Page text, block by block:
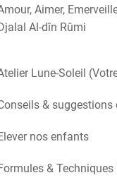
Aimer,
Al-dîn Rûmi
Lune-Soleil
& suggestions
nos enfants
&